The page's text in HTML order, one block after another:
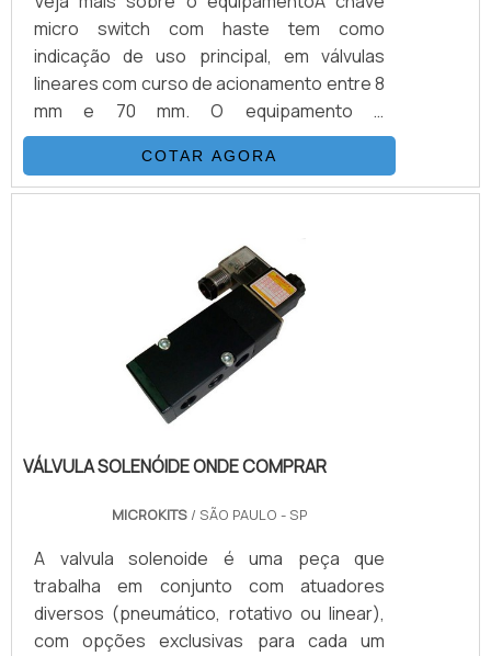
micro switch com haste tem como
indicação de uso principal, em válvulas
lineares com curso de acionamento entre 8
mm e 70 mm. O equipamento é
principalmente indicado para os atuadores
do tipo diafragma, que possuem
predisposição (rosca) para acoplamento
indicação local da chave micro switch,
possui 06 leds indicadores em sua parte
interior, que indica a posição de contato
aberto, contato fechado e dois sinais de
COTAR AGORA
VÁLVULA SOLENÓIDE ONDE COMPRAR
MICROKITS/ SÃO PAULO - SP
A valvula solenoide é uma peça que
trabalha em conjunto com atuadores
diversos (pneumático, rotativo ou linear),
com opções exclusivas para cada um